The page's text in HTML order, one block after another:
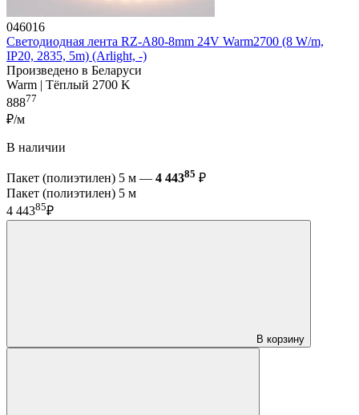
046016
Светодиодная лента RZ-A80-8mm 24V Warm2700 (8 W/m,
IP20, 2835, 5m) (Arlight, -)
Произведено в Беларуси
Warm | Тёплый 2700 K
88877
₽/м
В наличии
Пакет (полиэтилен) 5 м — 4 44385 ₽
Пакет (полиэтилен) 5 м
4 44385₽
В корзину